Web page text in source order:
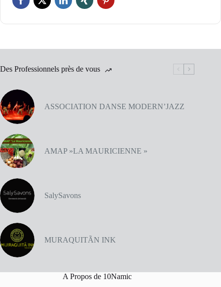
Des Professionnels près de vous
ASSOCIATION DANSE MODERN’JAZZ
AMAP »LA MAURICIENNE »
SalySavons
MURAQUITÃN INK
A Propos de 10Namic